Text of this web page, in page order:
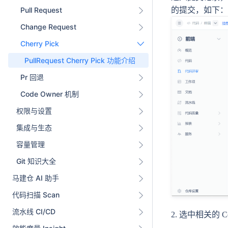
Pull Request
Change Request
Cherry Pick
PullRequest Cherry Pick 功能介绍
Pr 回退
Code Owner 机制
权限与设置
集成与生态
容量管理
Git 知识大全
马建仓 AI 助手
代码扫描 Scan
流水线 CI/CD
的提交，如下：
2. 选中相关的